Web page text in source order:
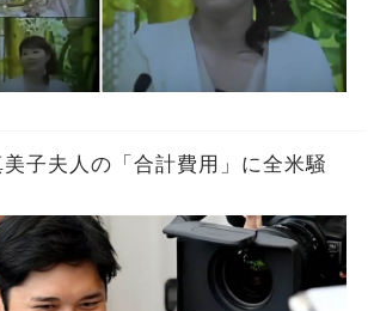
子夫人の「合計費用」に全米騒